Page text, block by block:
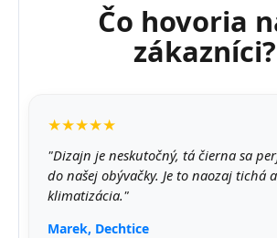
Čo hovoria
zákazníci?
★★★★★
"Dizajn je neskutočný, tá čierna sa
do našej obývačky. Je to naozaj tichá
klimatizácia."
Marek, Dechtice